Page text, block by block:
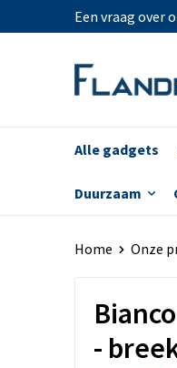
Een vraag over
Alle gadgets
Duurzaam
Home Onze
-